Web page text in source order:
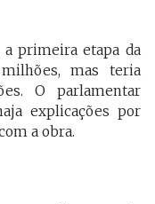
a primeira etapa da
mas teria
O parlamentar
explicações por
a obra.